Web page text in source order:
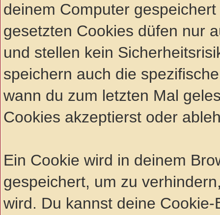
deinem Computer
gesetzten Cookies düfen nur
und stellen kein
speichern auch die
wann du zum letzten Mal
Cookies akzeptierst oder
Ein Cookie wird in deinem
gespeichert, um zu
wird. Du kannst deine